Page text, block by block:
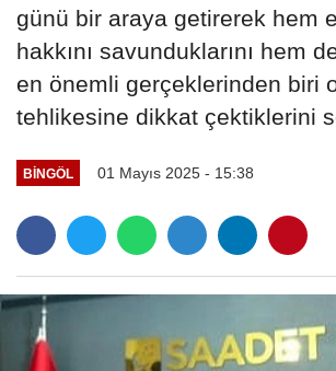
günü bir araya getirerek hem
hakkını savunduklarını hem
en önemli gerçeklerinden biri
tehlikesine dikkat çektiklerini
BINGÖL 01 Mayıs 2025 - 15:38